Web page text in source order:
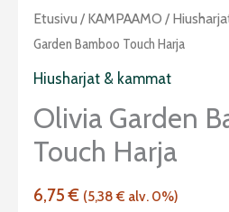
Etusivu / KAMPAAMO /
Garden Bamboo Touch Harja
Hiusharjat & kammat
Olivia Garden
Touch Harja
6,75€ (5,38€ alv. 0%)
Olivia
Garden
Bamboo
harja
määrä